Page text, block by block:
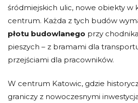
śródmiejskich ulic, nowe obiekty w
centrum. Każda z tych budów
płotu budowlanego przy
pieszych – z bramami dla
przejściami dla pracowników.
W centrum Katowic, gdzie
graniczy z nowoczesnymi